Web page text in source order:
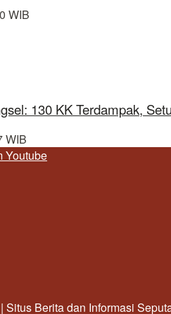
WIB
130 KK Terdampak,
WIB
Youtube
Berita dan Informasi